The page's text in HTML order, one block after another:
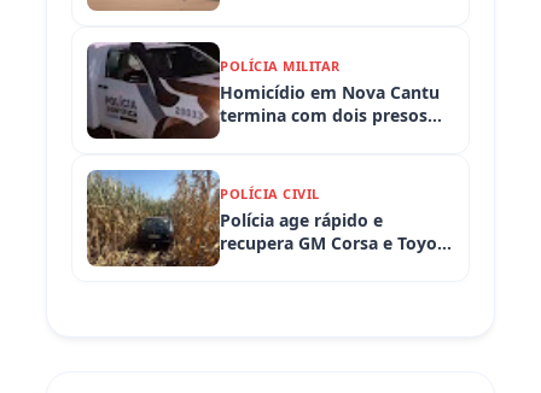
armas apreendidas
POLÍCIA MILITAR
Homicídio em Nova Cantu
termina com dois presos
POLÍCIA CIVIL
Polícia age rápido e
recupera GM Corsa e Toyota